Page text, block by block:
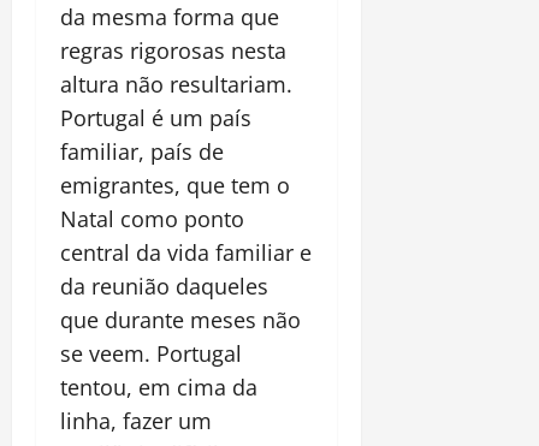
da mesma forma que
regras rigorosas nesta
altura não resultariam.
Portugal é um país
familiar, país de
emigrantes, que tem o
Natal como ponto
central da vida familiar e
da reunião daqueles
que durante meses não
se veem. Portugal
tentou, em cima da
linha, fazer um